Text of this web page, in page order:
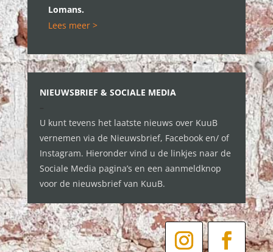
Lomans.
Lees meer >
NIEUWSBRIEF & SOCIALE MEDIA
U kunt tevens het laatste nieuws over KuuB
vernemen via de Nieuwsbrief, Facebooken/ of
Instagram. Hieronder vind u de linkjes naar de
Sociale Media pagina’s en een aanmeldknop
voor de nieuwsbrief van KuuB.